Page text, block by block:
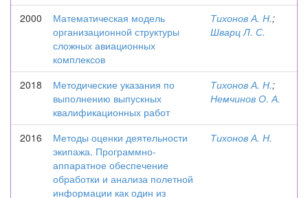
2000
Математическая модель
организационной структуры
сложных авиационных
комплексов
Тихонов А. Н.;
Шварц Л. С.
2018
Методические указания по
выполнению выпускных
квалификационных работ
Тихонов А. Н.;
Немчинов О. А.
2016
Методы оценки деятельности
экипажа. Программно-
аппаратное обеспечение
обработки и анализа полетной
информации как один из
Тихонов А. Н.